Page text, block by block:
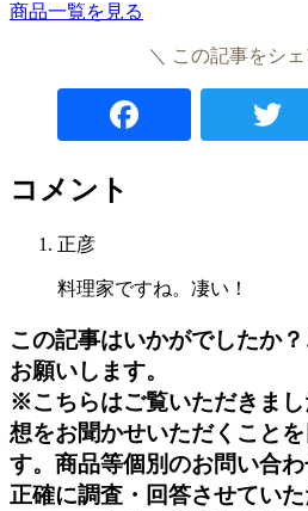
商品一覧を見る
＼ この記事をシ
コメント
正彦
料理家ですね。凄い！
この記事はいかがでしたか
お願いします。
※こちらはご覧いただきま
想をお聞かせいただくこと
す。商品等個別のお問い合わ
正確に調査・回答させていた